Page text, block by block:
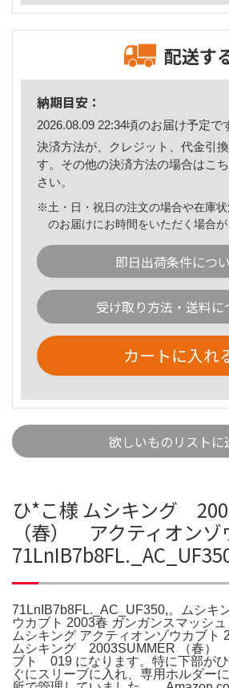
配送す
納期目安：
2026.08.09 22:34頃のお届け予定で
決済方法が、クレジット、代金引
す。その他の決済方法の場合はこ
さい。
※土・日・祝日の注文の場合や在庫
のお届けにお時間をいただく場合が
即日出荷条件につ
受け取り方法・送料に
カートに入れ
欲しいものリストに
ひ*こ様 ムシキング
（春） アクティオン
71LnIB7b8FL._AC_UF350,。ムシキ
ウカブト 2003春 ガンガンスマッシュ
ムシキング アクティオンゾウカブト
ムシキング 2003SUMMER （春）
ブト 019 になります。特に下部が
ぐにスリーブに入れ、専用ホルダー